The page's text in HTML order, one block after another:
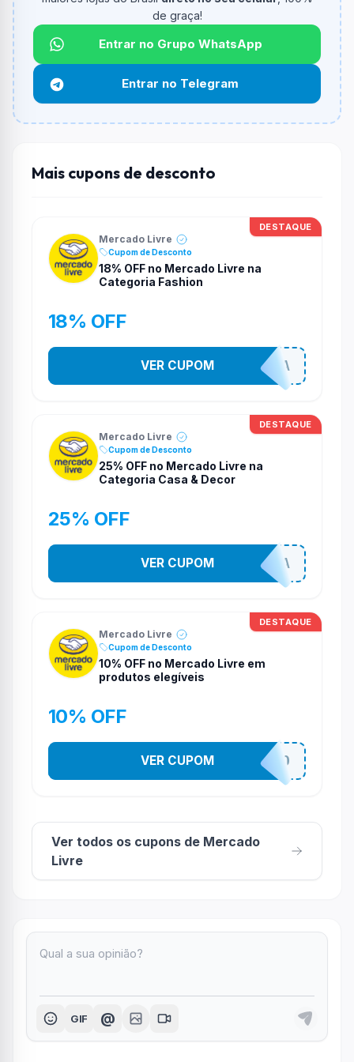
Qual é o desconto máximo?
Não informado ou sem limite.
Funciona em qualquer produto?
Não necessariamente. Depende de itens participantes
e alguns vendedores ou produtos especificos podem
não aceitar cupons.
de graça!
Entrar no Grupo WhatsApp
Entrar no Telegram
Mais cupons de desconto
DESTAQUE
Mercado Livre
Cupom de Desconto
18% OFF no Mercado Livre na
Categoria Fashion
18% OFF
SEMPREMODA
VER CUPOM
DESTAQUE
Mercado Livre
Cupom de Desconto
25% OFF no Mercado Livre na
Categoria Casa & Decor
25% OFF
COMPRINHASPRACASA
VER CUPOM
DESTAQUE
Mercado Livre
Cupom de Desconto
10% OFF no Mercado Livre em
produtos elegíveis
10% OFF
QUERODESCONTO
VER CUPOM
Ver todos os cupons de Mercado
Livre
GIF @